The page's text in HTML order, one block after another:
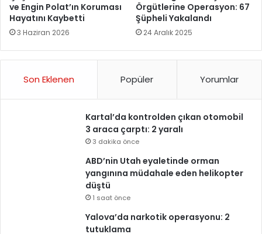
ve Engin Polat’ın Koruması
Hayatını Kaybetti
3 Haziran 2026
Örgütlerine Operasyon: 67
Şüpheli Yakalandı
24 Aralık 2025
Son Eklenen Popüler Yorumlar
Kartal’da kontrolden çıkan otomobil
3 araca çarptı: 2 yaralı
3 dakika önce
ABD’nin Utah eyaletinde orman
yangınına müdahale eden helikopter
düştü
1 saat önce
Yalova’da narkotik operasyonu: 2
tutuklama